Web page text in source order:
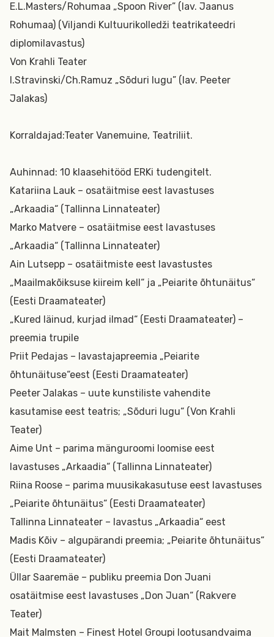
E.L.Masters/Rohumaa „Spoon River” (lav. Jaanus
Rohumaa) (Viljandi Kultuurikolledži teatrikateedri
diplomilavastus)
Von Krahli Teater
I.Stravinski/Ch.Ramuz „Sõduri lugu” (lav. Peeter
Jalakas)
Korraldajad:Teater Vanemuine, Teatriliit.
Auhinnad: 10 klaasehitööd ERKi tudengitelt.
Katariina Lauk – osatäitmise eest lavastuses
„Arkaadia“ (Tallinna Linnateater)
Marko Matvere – osatäitmise eest lavastuses
„Arkaadia“ (Tallinna Linnateater)
Ain Lutsepp – osatäitmiste eest lavastustes
„Maailmakõiksuse kiireim kell“ ja „Peiarite õhtunäitus“
(Eesti Draamateater)
„Kured läinud, kurjad ilmad“ (Eesti Draamateater) –
preemia trupile
Priit Pedajas – lavastajapreemia „Peiarite
õhtunäituse“eest (Eesti Draamateater)
Peeter Jalakas – uute kunstiliste vahendite
kasutamise eest teatris; „Sõduri lugu“ (Von Krahli
Teater)
Aime Unt – parima mänguroomi loomise eest
lavastuses „Arkaadia“ (Tallinna Linnateater)
Riina Roose – parima muusikakasutuse eest lavastuses
„Peiarite õhtunäitus“ (Eesti Draamateater)
Tallinna Linnateater – lavastus „Arkaadia“ eest
Madis Kõiv – algupärandi preemia; „Peiarite õhtunäitus“
(Eesti Draamateater)
Üllar Saaremäe – publiku preemia Don Juani
osatäitmise eest lavastuses „Don Juan“ (Rakvere
Teater)
Mait Malmsten – Finest Hotel Groupi lootusandvaima